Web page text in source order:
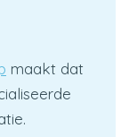
maakt dat